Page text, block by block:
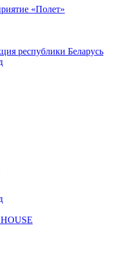
«Полет»
республики Беларусь